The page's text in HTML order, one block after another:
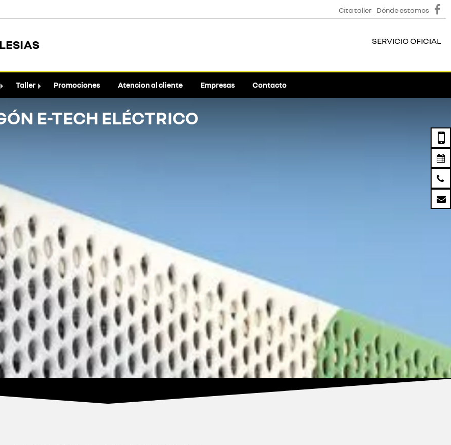
Cita taller Dónde estamos
SERVICIO OFICIAL
Taller Promociones Atencion al cliente Empresas Contacto
E-TECH ELÉCTRICO